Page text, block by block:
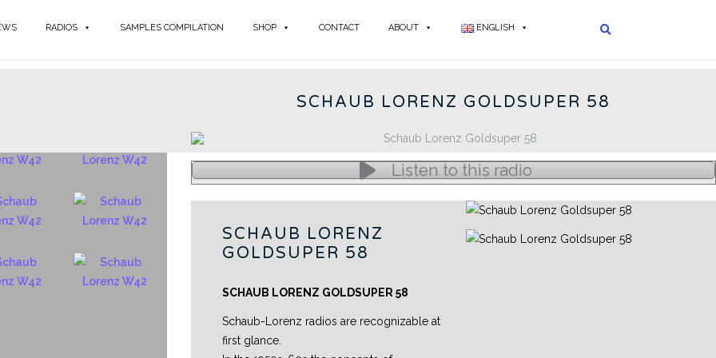
RADIOS SAMPLES COMPILATION SHOP CONTACT ABOUT ENGLISH
GOLDSUPER 58 - EN
SCHAUB LORENZ GOLDSUPER 58
Listen to this radio
SCHAUB LORENZ
GOLDSUPER 58
SCHAUB LORENZ GOLDSUPER 58
Schaub-Lorenz radios are recognizable at
first glance.